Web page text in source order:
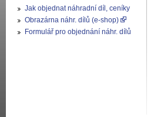
Jak objednat náhradní díl, ceníky
Obrazárna náhr. dílů (e-shop)
Formulář pro objednání náhr. dílů